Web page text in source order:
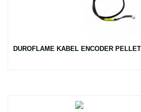
DUROFLAME KABEL ENCODER